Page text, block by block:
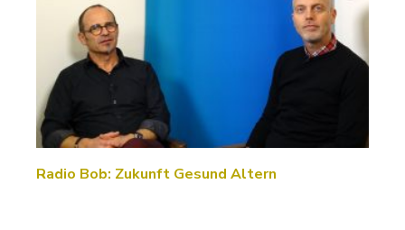
Radio Bob: Zukunft Gesund Altern